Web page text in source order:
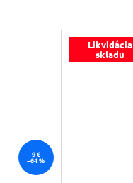
9 €
–64 %
Likvidácia
skladu